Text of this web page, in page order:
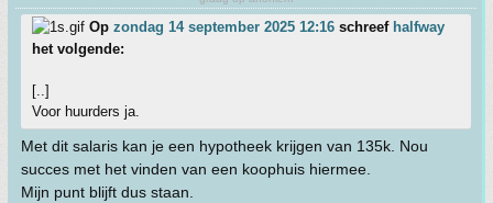
Op zondag 14 september 2025 12:16 schreef halfway
het volgende:
[..]
Voor huurders ja.
Met dit salaris kan je een hypotheek krijgen van 135k. Nou
succes met het vinden van een koophuis hiermee.
Mijn punt blijft dus staan.